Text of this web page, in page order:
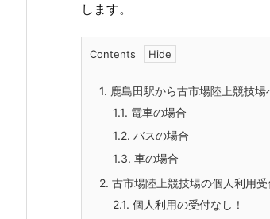
します。
Contents
1. 鹿島田駅から古市場陸上競技場
1.1. 電車の場合
1.2. バスの場合
1.3. 車の場合
2. 古市場陸上競技場の個人利用受
2.1. 個人利用の受付なし！